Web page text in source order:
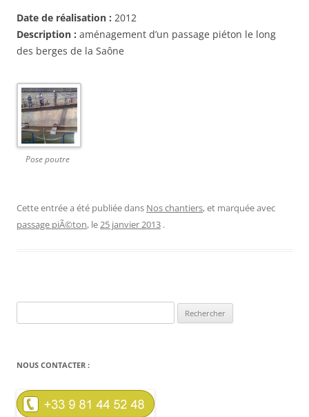
Date de réalisation : 2012
Description : aménagement d’un passage piéton le long
des berges de la Saône
Pose poutre
Cette entrée a été publiée dans Nos chantiers, et marquée avec
passage piÃ©ton, le25 janvier 2013 .
NOUS CONTACTER :